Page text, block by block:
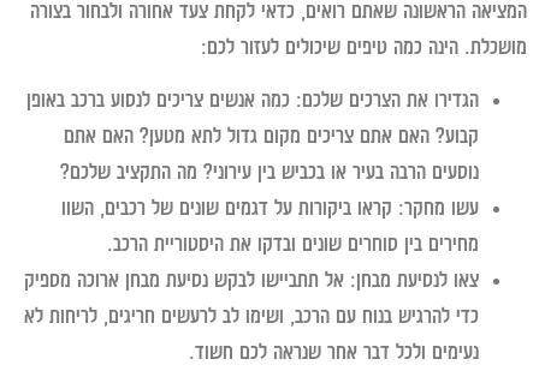
הראשונה שאתם רואים, כדאי לקחת צעד אחורה ולבחור בצורה
הינה כמה טיפים שיכולים לעזור לכם:
הגדירו את הצרכים שלכם:כמה אנשים צריכים לנסוע ברכב באופן
קבוע? האם אתם צריכים מקום גדול לתא מטען? האם אתם
נוסעים הרבה בעיר או בכביש בין עירוני? מה התקציב שלכם?
עשו מחקר:קראו ביקורות על דגמים שונים של רכבים, השוו
מחירים בין סוחרים שונים ובדקו את היסטוריית הרכב.
צאו לנסיעת מבחן:אל תתביישו לבקש נסיעת מבחן ארוכה מספיק
כדי להרגיש בנוח עם הרכב, ושימו לב לרעשים חריגים, לריחות לא
נעימים ולכל דבר אחר שנראה לכם חשוד.